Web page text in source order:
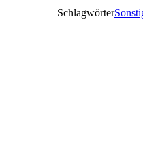
Schlagwörter